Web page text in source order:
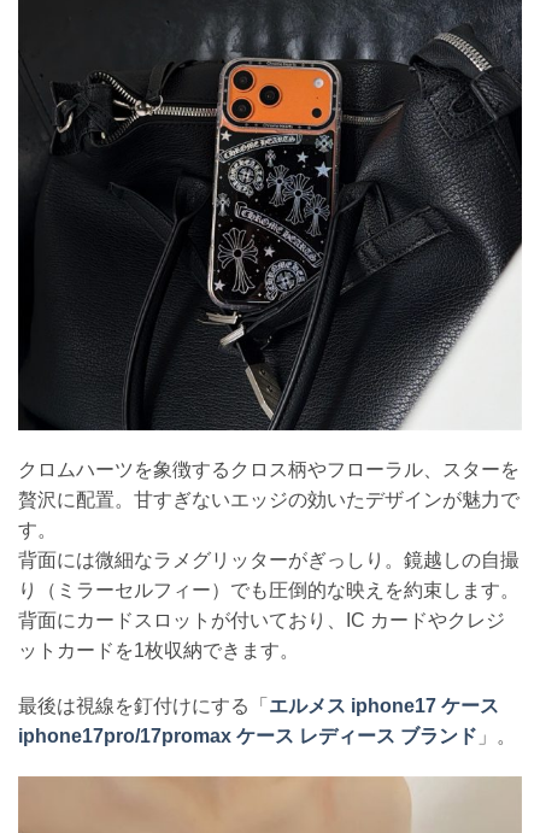
クロムハーツを象徴するクロス柄やフローラル、スターを
贅沢に配置。甘すぎないエッジの効いたデザインが魅力で
す。
背面には微細なラメグリッターがぎっしり。鏡越しの自撮
り（ミラーセルフィー）でも圧倒的な映えを約束します。
背面にカードスロットが付いており、IC カードやクレジ
ットカードを1枚収納できます。
最後は視線を釘付けにする「 エルメス iphone17 ケース
iphone17pro/17promax ケース レディース ブランド 」。